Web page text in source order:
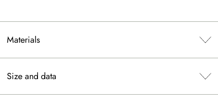
Materials
Size and data